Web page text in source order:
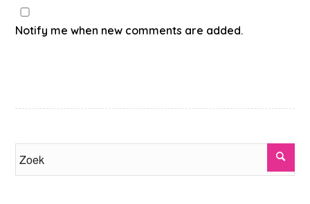
Notify me when new comments are added.